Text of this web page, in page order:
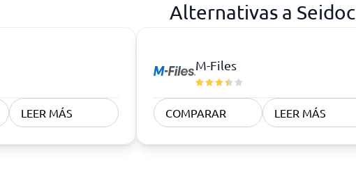
Alternativas a Seidoc
LEER MÁS
M-Files
COMPARAR LEER MÁS